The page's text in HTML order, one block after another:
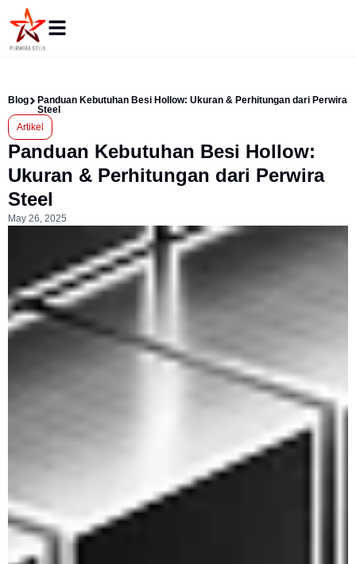
Blog
Panduan Kebutuhan Besi Hollow: Ukuran & Perhitungan dari Perwira
Steel
Artikel
Panduan Kebutuhan Besi Hollow:
Ukuran & Perhitungan dari Perwira
Steel
May 26, 2025